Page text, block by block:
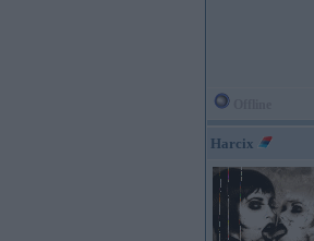
Harcix